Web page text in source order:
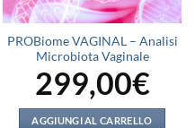
PROBiome VAGINAL – Analisi
Microbiota Vaginale
299,00€
AGGIUNGI AL CARRELLO